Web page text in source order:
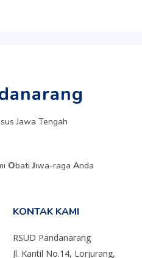
Jawa Tengah
ObatiJiwa-raga Anda
KONTAK KAMI
RSUD Pandanarang
Jl. Kantil No.14, Lorjurang,